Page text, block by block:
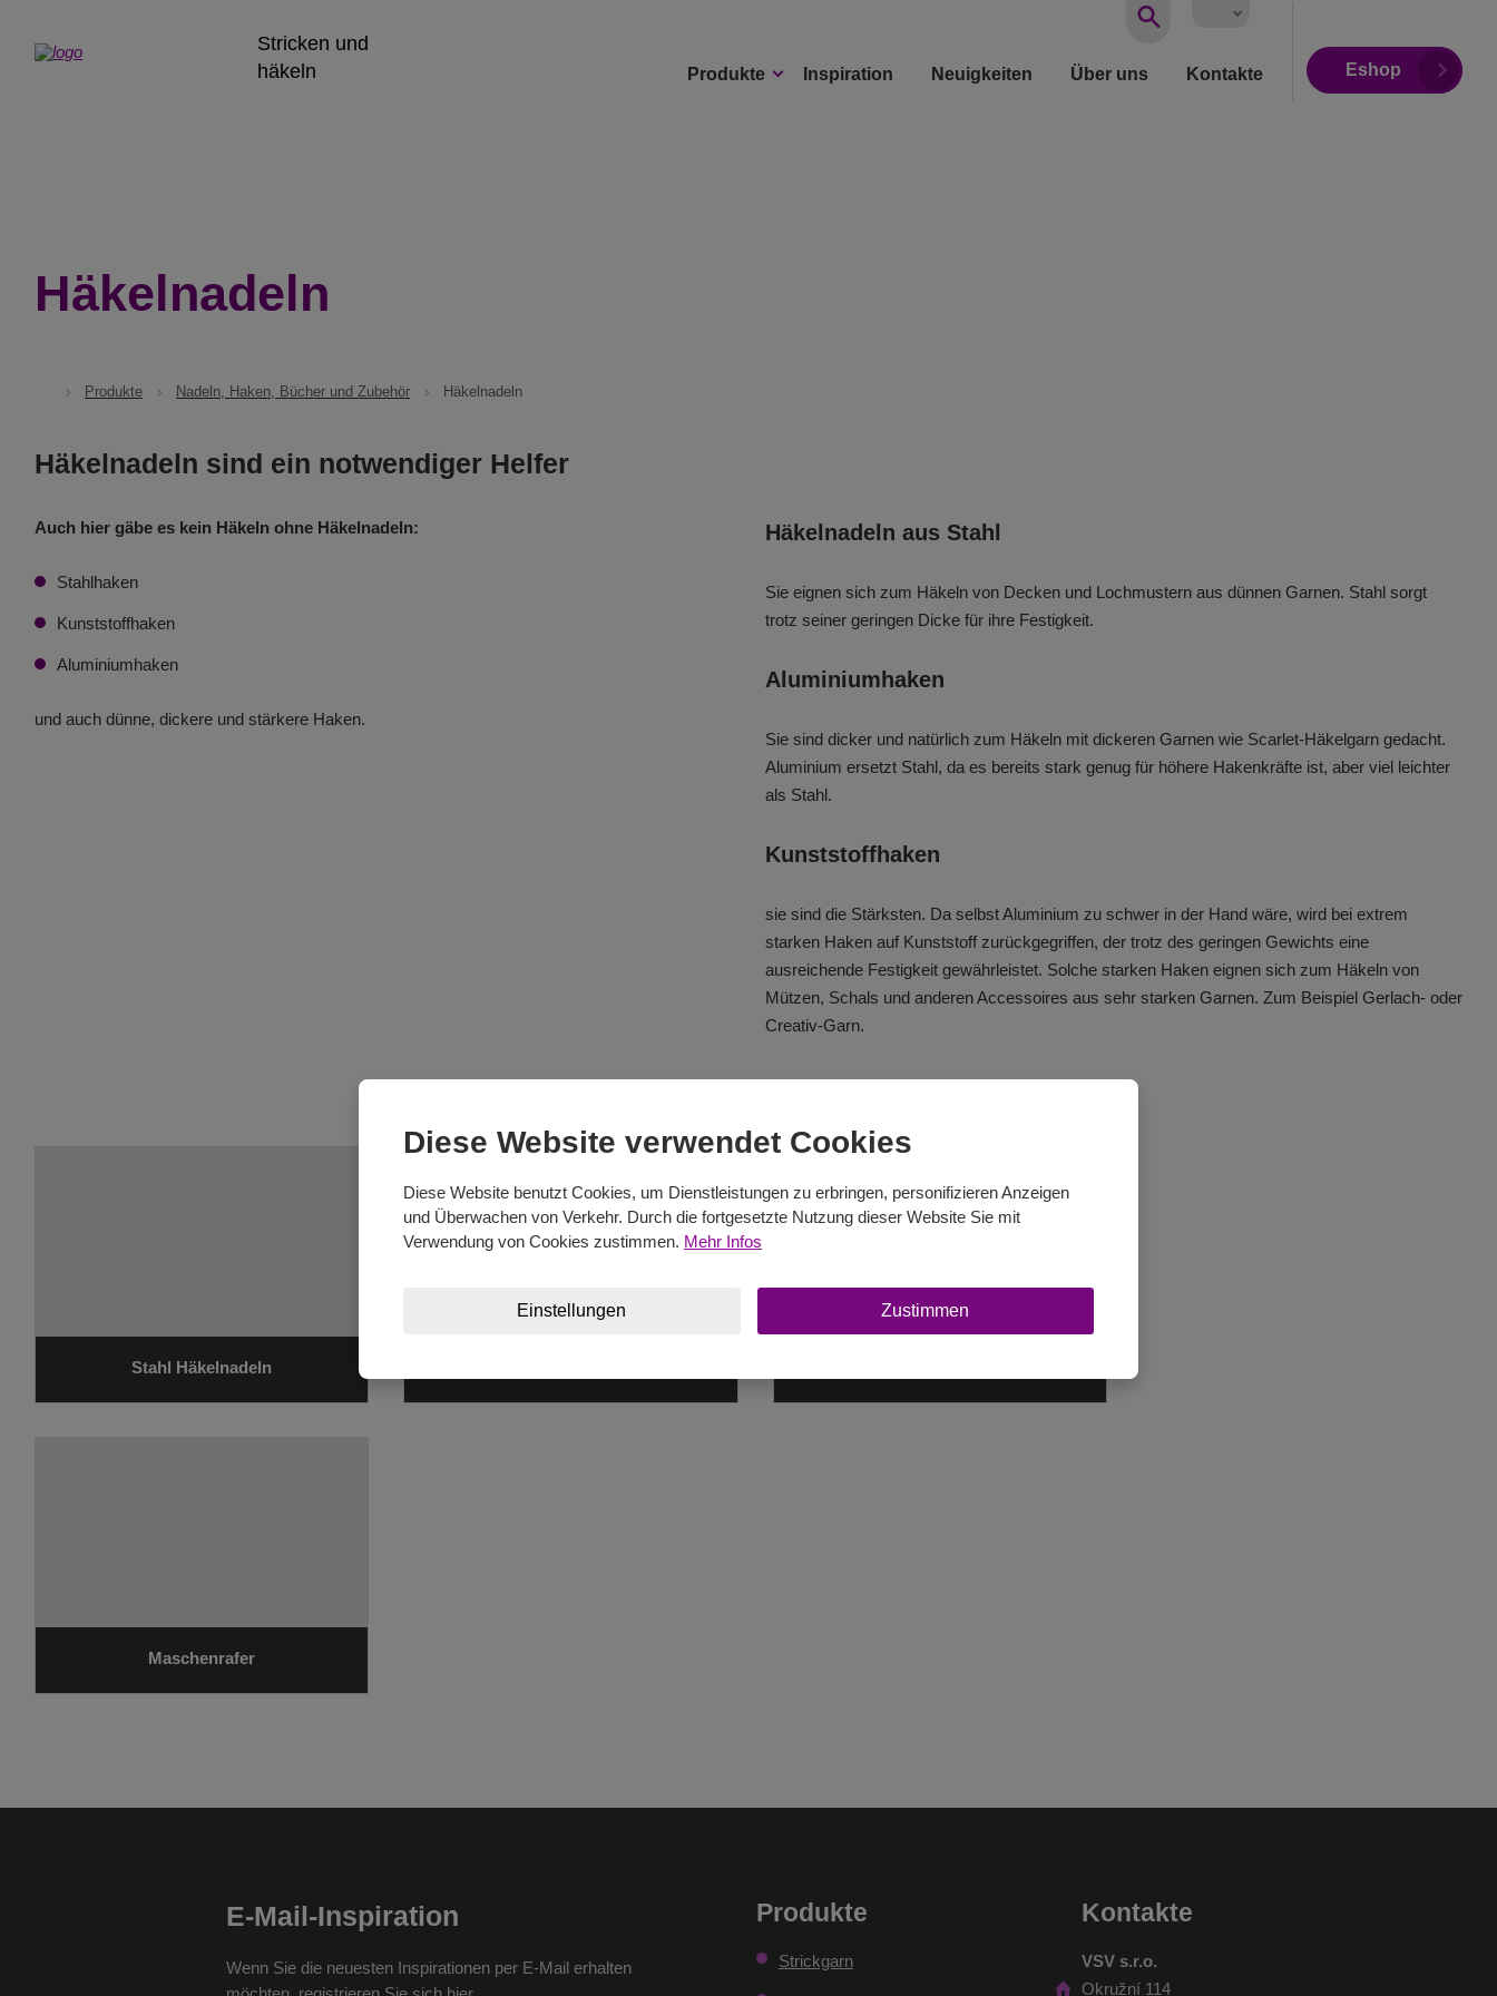
Stricken und
häkeln
Produkte Inspiration Neuigkeiten Über uns Kontakte
Vyhledávání
Eshop
Häkelnadeln
Produkte Nadeln, Haken, Bücher und Zubehör Häkelnadeln
Häkelnadeln sind ein notwendiger Helfer
Auch hier gäbe es kein Häkeln ohne Häkelnadeln:
Stahlhaken
Kunststoffhaken
Aluminiumhaken
und auch dünne, dickere und stärkere Haken.
Häkelnadeln aus Stahl
Sie eignen sich zum Häkeln von Decken und Lochmustern aus dünnen Garnen. Stahl sorgt
trotz seiner geringen Dicke für ihre Festigkeit.
Aluminiumhaken
Sie sind dicker und natürlich zum Häkeln mit dickeren Garnen wie Scarlet-Häkelgarn gedacht.
Aluminium ersetzt Stahl, da es bereits stark genug für höhere Hakenkräfte ist, aber viel leichter
als Stahl.
Kunststoffhaken
sie sind die Stärksten. Da selbst Aluminium zu schwer in der Hand wäre, wird bei extrem
starken Haken auf Kunststoff zurückgegriffen, der trotz des geringen Gewichts eine
ausreichende Festigkeit gewährleistet. Solche starken Haken eignen sich zum Häkeln von
Mützen, Schals und anderen Accessoires aus sehr starken Garnen. Zum Beispiel Gerlach- oder
Creativ-Garn.
Stahl Häkelnadeln
Maschenrafer
E-Mail-Inspiration
Wenn Sie die neuesten Inspirationen per E-Mail erhalten
Produkte
Strickgarn
Kontakte
VSV s.r.o.
Okružní 114
Diese Website verwendet Cookies
Diese Website benutzt Cookies, um Dienstleistungen zu erbringen, personifizieren Anzeigen
und Überwachen von Verkehr. Durch die fortgesetzte Nutzung dieser Website Sie mit
Verwendung von Cookies zustimmen. Mehr Infos
Einstellungen Zustimmen